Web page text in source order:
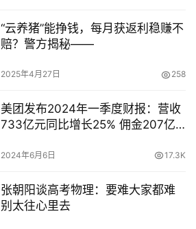
“云养猪”能挣钱，每月获返利稳赚不
赔？警方揭秘——
2025年4月27日 258
美团发布2024年一季度财报：营收
733亿元同比增长25% 佣金207亿
2024年6月6日 17.3K
张朝阳谈高考物理：要难大家都难
别太往心里去